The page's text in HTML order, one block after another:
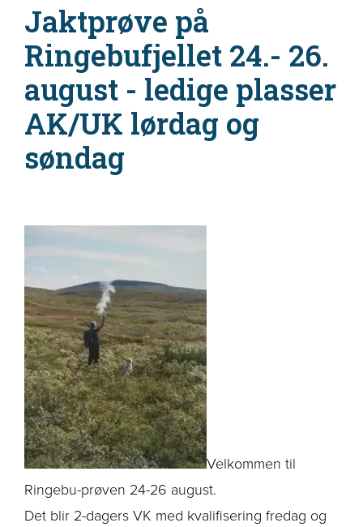
Jaktprøve på
Ringebufjellet 24.- 26.
august - ledige plasser
AK/UK lørdag og
søndag
Velkommen til
Ringebu-prøven 24-26 august.
Det blir 2-dagers VK med kvalifisering fredag og